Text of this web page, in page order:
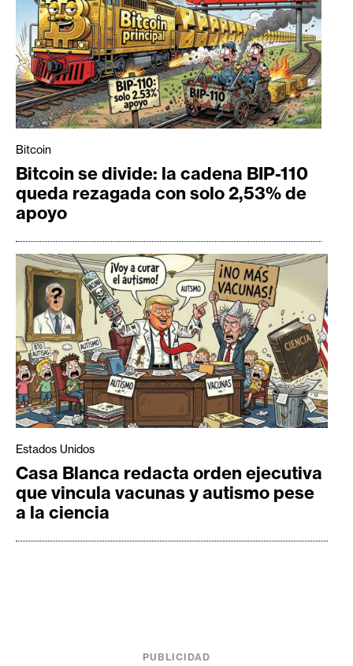
Bitcoin
Bitcoin se divide: la cadena BIP-110
queda rezagada con solo 2,53% de
apoyo
Estados Unidos
Casa Blanca redacta orden ejecutiva
que vincula vacunas y autismo pese
a la ciencia
PUBLICIDAD